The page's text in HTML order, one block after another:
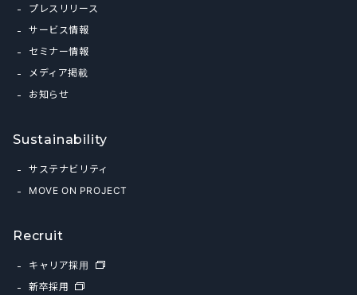
プレスリリース
サービス情報
セミナー情報
メディア掲載
お知らせ
Sustainability
サステナビリティ
MOVE ON PROJECT
Recruit
キャリア採用
新卒採用